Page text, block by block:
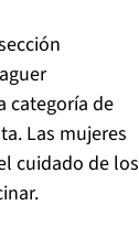
categoría de
Las mujeres
cuidado de los